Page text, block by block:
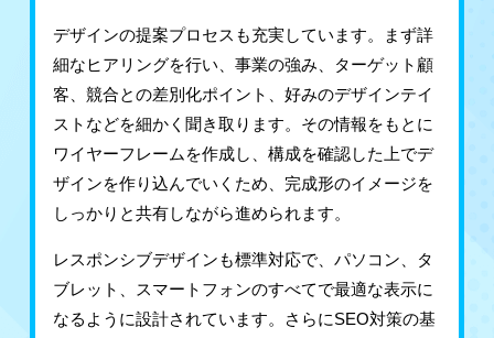
デザインの提案プロセスも充実しています。まず詳
細なヒアリングを行い、事業の強み、ターゲット顧
客、競合との差別化ポイント、好みのデザインテイ
ストなどを細かく聞き取ります。その情報をもとに
ワイヤーフレームを作成し、構成を確認した上でデ
ザインを作り込んでいくため、完成形のイメージを
しっかりと共有しながら進められます。
レスポンシブデザインも標準対応で、パソコン、タ
ブレット、スマートフォンのすべてで最適な表示に
なるように設計されています。さらにSEO対策の基